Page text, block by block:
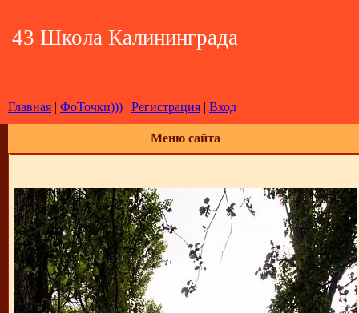
43 Школа Калининграда
Главная | ФоТочки))) | Регистрация | Вход
Меню сайта